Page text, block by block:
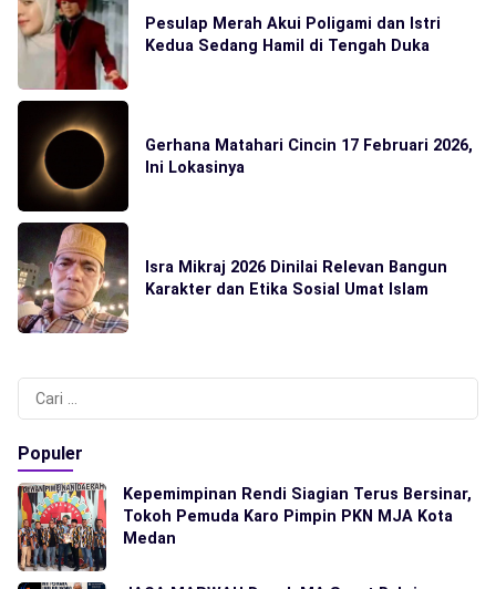
Pesulap Merah Akui Poligami dan Istri
Kedua Sedang Hamil di Tengah Duka
Gerhana Matahari Cincin 17 Februari 2026,
Ini Lokasinya
Isra Mikraj 2026 Dinilai Relevan Bangun
Karakter dan Etika Sosial Umat Islam
Cari
untuk:
Populer
Kepemimpinan Rendi Siagian Terus Bersinar,
Tokoh Pemuda Karo Pimpin PKN MJA Kota
Medan